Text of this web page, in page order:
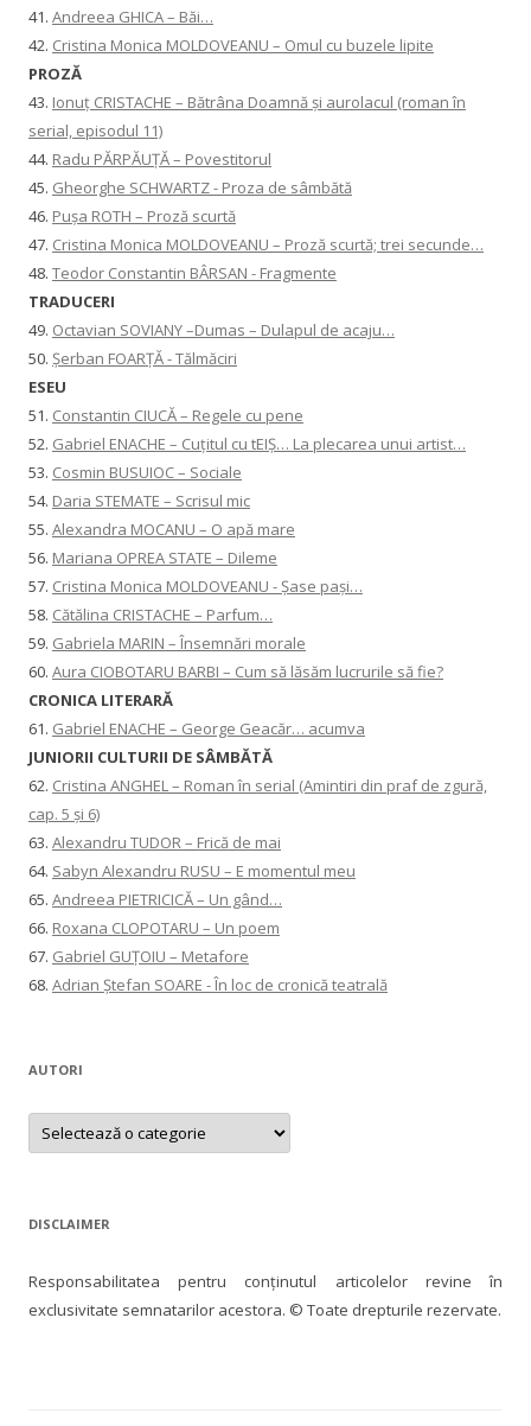
41. Andreea GHICA – Băi…
42. Cristina Monica MOLDOVEANU – Omul cu buzele lipite
PROZĂ
43. Ionuţ CRISTACHE – Bătrâna Doamnă și aurolacul (roman în
serial, episodul 11)
44. Radu PĂRPĂUȚĂ – Povestitorul
45. Gheorghe SCHWARTZ - Proza de sâmbătă
46. Pușa ROTH – Proză scurtă
47. Cristina Monica MOLDOVEANU – Proză scurtă; trei secunde…
48. Teodor Constantin BÂRSAN - Fragmente
TRADUCERI
49. Octavian SOVIANY –Dumas – Dulapul de acaju…
50. Șerban FOARȚĂ - Tălmăciri
ESEU
51. Constantin CIUCĂ – Regele cu pene
52. Gabriel ENACHE – Cuțitul cu tEIȘ… La plecarea unui artist…
53. Cosmin BUSUIOC – Sociale
54. Daria STEMATE – Scrisul mic
55. Alexandra MOCANU – O apă mare
56. Mariana OPREA STATE – Dileme
57. Cristina Monica MOLDOVEANU - Șase pași…
58. Cătălina CRISTACHE – Parfum…
59. Gabriela MARIN – Însemnări morale
60. Aura CIOBOTARU BARBI – Cum să lăsăm lucrurile să fie?
CRONICA LITERARĂ
61. Gabriel ENACHE – George Geacăr… acumva
JUNIORII CULTURII DE SÂMBĂTĂ
62. Cristina ANGHEL – Roman în serial (Amintiri din praf de zgură,
cap. 5 și 6)
63. Alexandru TUDOR – Frică de mai
64. Sabyn Alexandru RUSU – E momentul meu
65. Andreea PIETRICICĂ – Un gând…
66. Roxana CLOPOTARU – Un poem
67. Gabriel GUȚOIU – Metafore
68. Adrian Ștefan SOARE - În loc de cronică teatrală
AUTORI
AUTORI
DISCLAIMER
Responsabilitatea pentru conţinutul articolelor revine în
exclusivitate semnatarilor acestora. © Toate drepturile rezervate.